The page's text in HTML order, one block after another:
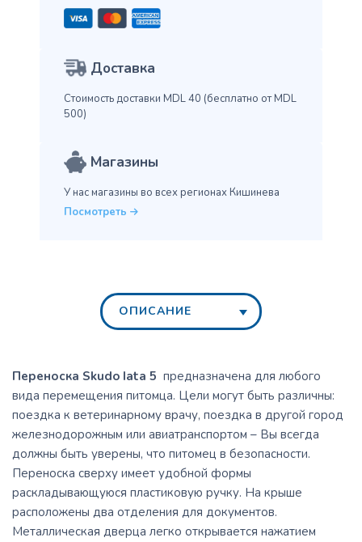
Доставка
Стоимость доставки MDL 40 (бесплатно от MDL
500)
Магазины
У нас магазины во всех регионах Кишинева
Посмотреть
ОПИСАНИЕ
Переноска Skudo Iata 5 предназначена для любого
вида перемещения питомца. Цели могут быть различны:
поездка к ветеринарному врачу, поездка в другой город
железнодорожным или авиатранспортом – Вы всегда
должны быть уверены, что питомец в безопасности.
Переноска сверху имеет удобной формы
раскладывающуюся пластиковую ручку. На крыше
расположены два отделения для документов.
Металлическая дверца легко открывается нажатием